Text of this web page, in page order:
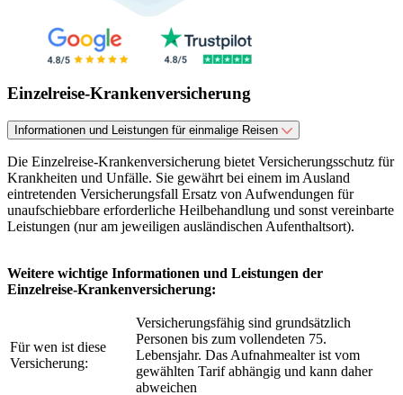
Einzelreise-Krankenversicherung
Informationen und Leistungen für einmalige Reisen
Die Einzelreise-Krankenversicherung bietet Versicherungsschutz für
Krankheiten und Unfälle. Sie gewährt bei einem im Ausland
eintretenden Versicherungsfall Ersatz von Aufwendungen für
unaufschiebbare erforderliche Heilbehandlung und sonst vereinbarte
Leistungen (nur am jeweiligen ausländischen Aufenthaltsort).
Weitere wichtige Informationen und Leistungen der
Einzelreise-Krankenversicherung:
Für wen ist diese
Versicherung:
Versicherungsfähig sind grundsätzlich
Personen bis zum vollendeten 75.
Lebensjahr. Das Aufnahmealter ist vom
gewählten Tarif abhängig und kann daher
abweichen